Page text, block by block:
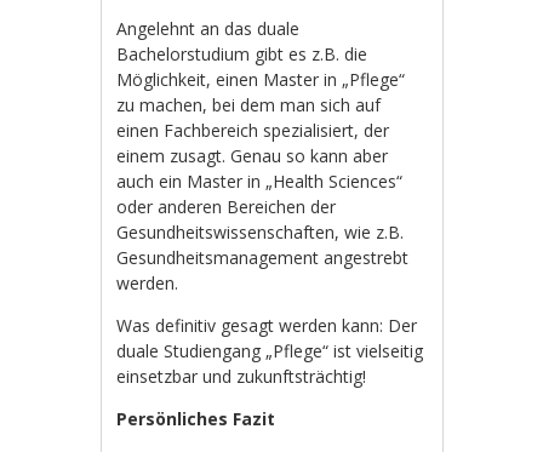
Angelehnt an das duale
Bachelorstudium gibt es z.B. die
Möglichkeit, einen Master in „Pflege“
zu machen, bei dem man sich auf
einen Fachbereich spezialisiert, der
einem zusagt. Genau so kann aber
auch ein Master in „Health Sciences“
oder anderen Bereichen der
Gesundheitswissenschaften, wie z.B.
Gesundheitsmanagement angestrebt
werden.
Was definitiv gesagt werden kann: Der
duale Studiengang „Pflege“ ist vielseitig
einsetzbar und zukunftsträchtig!
Persönliches Fazit